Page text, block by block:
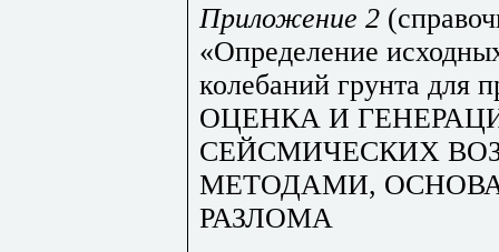
Приложение 2
«Определение
колебаний грунта для
ОЦЕНКА И
СЕЙСМИЧЕСКИХ
МЕТОДАМИ,
РАЗЛОМА